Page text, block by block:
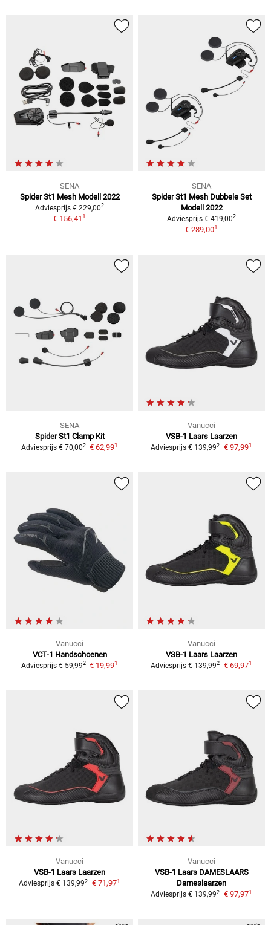
SENA
Spider St1 Mesh Modell 2022
Adviesprijs € 229,002
€ 156,411
SENA
Spider St1 Mesh Dubbele Set
Modell 2022
Adviesprijs € 419,002
€ 289,001
SENA
Spider St1 Clamp Kit
Adviesprijs € 70,002 € 62,991
Vanucci
VSB-1 Laars Laarzen
Adviesprijs € 139,992 € 97,991
Vanucci
VCT-1 Handschoenen
Adviesprijs € 59,992 € 19,991
Vanucci
VSB-1 Laars Laarzen
Adviesprijs € 139,992 € 69,971
Vanucci
VSB-1 Laars Laarzen
Adviesprijs € 139,992 € 71,971
Vanucci
VSB-1 Laars DAMESLAARS
Dameslaarzen
Adviesprijs € 139,992 € 97,971